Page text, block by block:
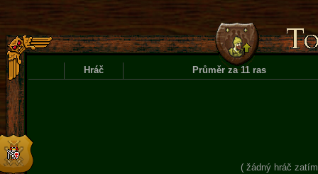
Hráč Průměr za 11 ras
( žádný hráč